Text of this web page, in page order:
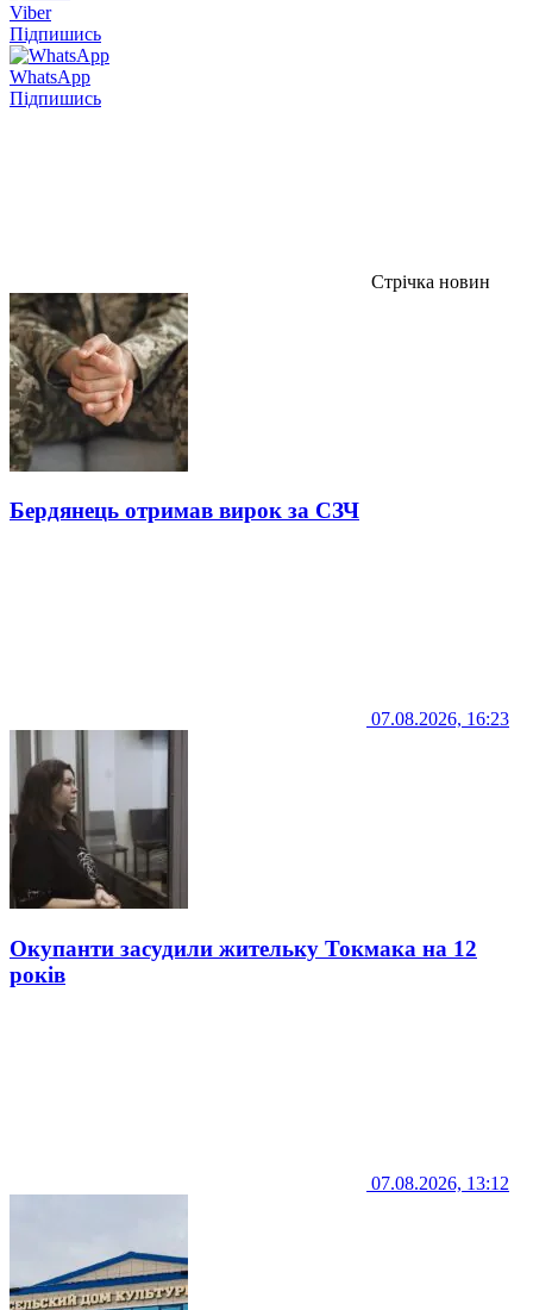
Viber
Підпишись
WhatsApp
Підпишись
Стрічка новин
Бердянець отримав вирок за СЗЧ
07.08.2026, 16:23
Окупанти засудили жительку Токмака на 12
років
07.08.2026, 13:12